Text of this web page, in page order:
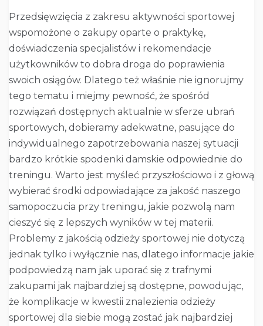
Przedsięwzięcia z zakresu aktywności sportowej
wspomożone o zakupy oparte o praktykę,
doświadczenia specjalistów i rekomendacje
użytkowników to dobra droga do poprawienia
swoich osiągów. Dlatego też właśnie nie ignorujmy
tego tematu i miejmy pewność, że spośród
rozwiązań dostępnych aktualnie w sferze ubrań
sportowych, dobieramy adekwatne, pasujące do
indywidualnego zapotrzebowania naszej sytuacji
bardzo krótkie spodenki damskie odpowiednie do
treningu. Warto jest myśleć przyszłościowo i z głową
wybierać środki odpowiadające za jakość naszego
samopoczucia przy treningu, jakie pozwolą nam
cieszyć się z lepszych wyników w tej materii.
Problemy z jakością odzieży sportowej nie dotyczą
jednak tylko i wyłącznie nas, dlatego informacje jakie
podpowiedzą nam jak uporać się z trafnymi
zakupami jak najbardziej są dostępne, powodując,
że komplikacje w kwestii znalezienia odzieży
sportowej dla siebie mogą zostać jak najbardziej